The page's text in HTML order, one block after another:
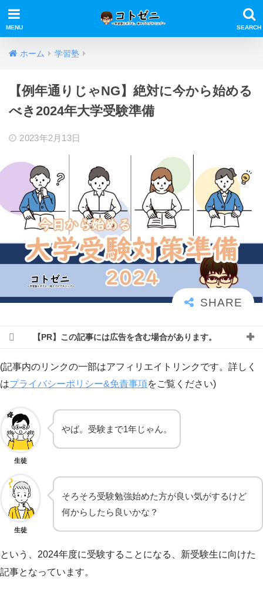
ホーム 学習塾
【例年通りじゃNG】絶対に今から始める
べき2024年大学受験準備
2023年2月13日
【PR】この記事には広告を含む場合があります。
(記事内のリンクの一部はアフィリエイトリンクです。詳しく
はプライバシーポリシー&免責事項をご覧ください)
生徒
やば。受験まで1年じゃん。
生徒
そろそろ受験勉強始めた方が良い気がするけど
何からしたら良いかな？
という、2024年度に受験することになる、新受験生に向けた
記事となっています。